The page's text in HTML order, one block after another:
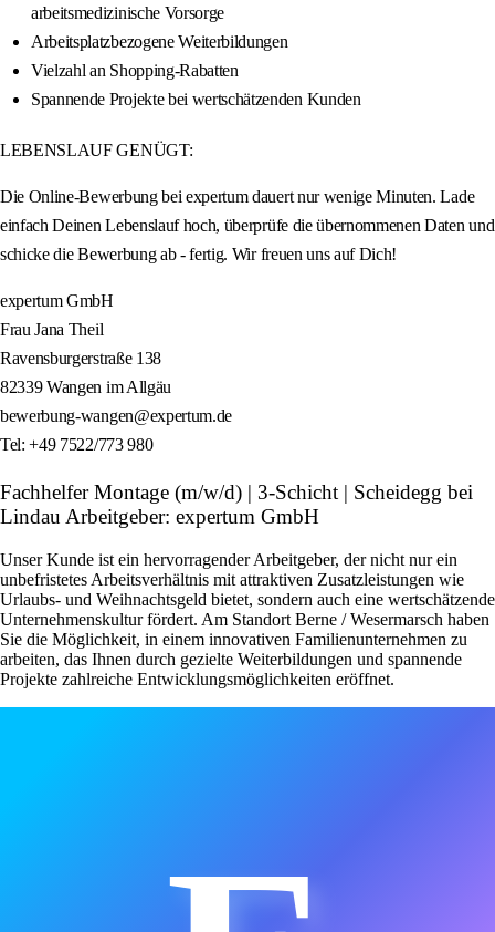
arbeitsmedizinische Vorsorge
Arbeitsplatzbezogene Weiterbildungen
Vielzahl an Shopping-Rabatten
Spannende Projekte bei wertschätzenden Kunden
LEBENSLAUF GENÜGT:
Die Online-Bewerbung bei expertum dauert nur wenige Minuten. Lade
einfach Deinen Lebenslauf hoch, überprüfe die übernommenen Daten und
schicke die Bewerbung ab - fertig. Wir freuen uns auf Dich!
expertum GmbH
Frau Jana Theil
Ravensburgerstraße 138
82339 Wangen im Allgäu
bewerbung-wangen@expertum.de
Tel: +49 7522/773 980
Fachhelfer Montage (m/w/d) | 3-Schicht | Scheidegg bei
Lindau Arbeitgeber: expertum GmbH
Unser Kunde ist ein hervorragender Arbeitgeber, der nicht nur ein
unbefristetes Arbeitsverhältnis mit attraktiven Zusatzleistungen wie
Urlaubs- und Weihnachtsgeld bietet, sondern auch eine wertschätzende
Unternehmenskultur fördert. Am Standort Berne / Wesermarsch haben
Sie die Möglichkeit, in einem innovativen Familienunternehmen zu
arbeiten, das Ihnen durch gezielte Weiterbildungen und spannende
Projekte zahlreiche Entwicklungsmöglichkeiten eröffnet.